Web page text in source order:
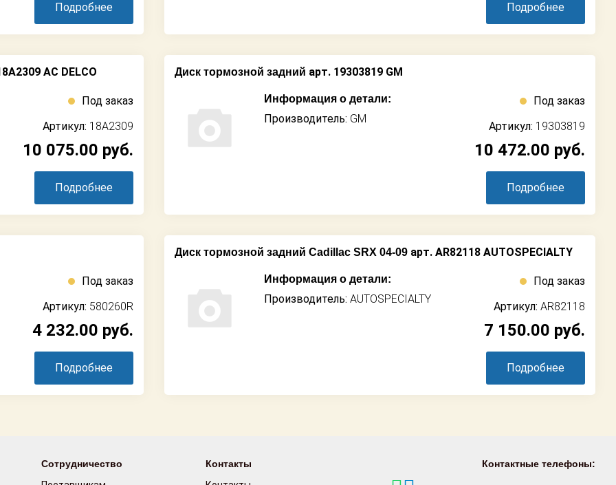
Подробнее Подробнее
AC DELCO
Под заказ
Артикул: 18A2309
10 075.00 руб.
Подробнее
Диск тормозной задний арт. 19303819 GM
Информация о детали:
Производитель: GM
Под заказ
Артикул: 19303819
10 472.00 руб.
Подробнее
Под заказ
Артикул: 580260R
4 232.00 руб.
Подробнее
Диск тормозной задний Cadillac SRX 04-09 арт. AR82118 AUTOSPECIALTY
Информация о детали:
Производитель: AUTOSPECIALTY
Под заказ
Артикул: AR82118
7 150.00 руб.
Подробнее
Сотрудничество
Контакты
Контактные телефоны: